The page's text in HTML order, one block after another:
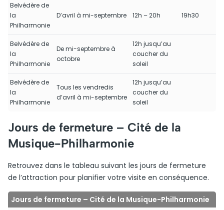
Belvédère de
la
Philharmonie
D’avril à mi-septembre 12h – 20h 19h30
Belvédère de
la
Philharmonie
De mi-septembre à
octobre
12h jusqu’au
coucher du
soleil
Belvédère de
la
Philharmonie
Tous les vendredis
d’avril à mi-septembre
12h jusqu’au
coucher du
soleil
Jours de fermeture – Cité de la
Musique-Philharmonie
Retrouvez dans le tableau suivant les jours de fermeture
de l’attraction pour planifier votre visite en conséquence.
Jours de fermeture – Cité de la Musique-Philharmonie